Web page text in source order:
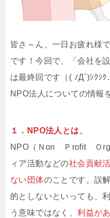
皆さ～ん、一日お疲れ様で
です！今回で、「会社を
は最終回です（( ﾉД`)ｼｸｼ
NPO法人についての情報
１．NPO法人とは、
NPO（Ｎon Ｐrofit Ｏ
ィア活動などの社会貢献
ない団体のことです。誤
的としないといっても、
う意味ではなく、利益が